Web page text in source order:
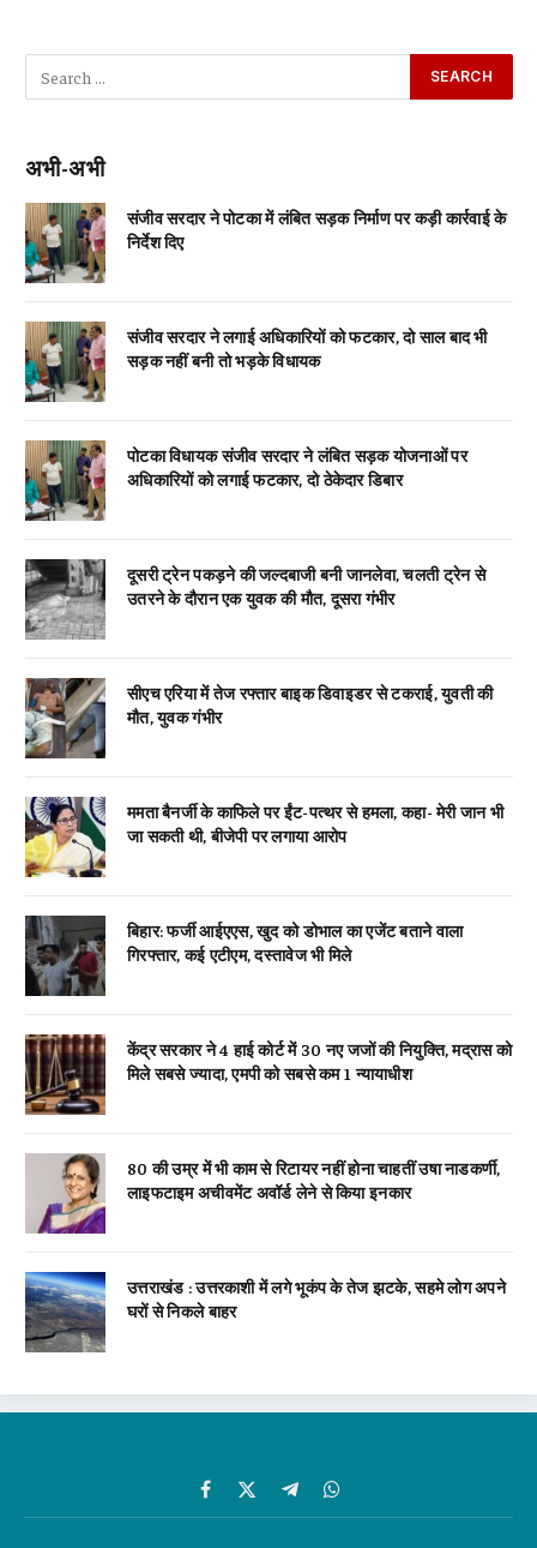
अभी-अभी
संजीव सरदार ने पोटका में लंबित सड़क निर्माण पर कड़ी कार्रवाई के
निर्देश दिए
संजीव सरदार ने लगाई अधिकारियों को फटकार, दो साल बाद भी
सड़क नहीं बनी तो भड़के विधायक
पोटका विधायक संजीव सरदार ने लंबित सड़क योजनाओं पर
अधिकारियों को लगाई फटकार, दो ठेकेदार डिबार
दूसरी ट्रेन पकड़ने की जल्दबाजी बनी जानलेवा, चलती ट्रेन से
उतरने के दौरान एक युवक की मौत, दूसरा गंभीर
सीएच एरिया में तेज रफ्तार बाइक डिवाइडर से टकराई, युवती की
मौत, युवक गंभीर
ममता बैनर्जी के काफिले पर ईंट-पत्थर से हमला, कहा- मेरी जान भी
जा सकती थी, बीजेपी पर लगाया आरोप
बिहार: फर्जी आईएएस, खुद को डोभाल का एजेंट बताने वाला
गिरफ्तार, कई एटीएम, दस्तावेज भी मिले
केंद्र सरकार ने 4 हाई कोर्ट में 30 नए जजों की नियुक्ति, मद्रास को
मिले सबसे ज्यादा, एमपी को सबसे कम 1 न्यायाधीश
80 की उम्र में भी काम से रिटायर नहीं होना चाहतीं उषा नाडकर्णी,
लाइफटाइम अचीवमेंट अवॉर्ड लेने से किया इनकार
उत्तराखंड : उत्तरकाशी में लगे भूकंप के तेज झटके, सहमे लोग अपने
घरों से निकले बाहर
Facebook
X
TelegramWhatsApp